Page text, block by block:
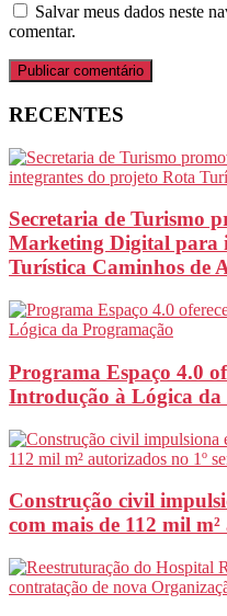
Salvar meus dados neste
comentar.
RECENTES
Secretaria de Turismo
Marketing Digital para
Turística Caminhos de
Programa Espaço 4.0
Introdução à Lógica da
Construção civil
com mais de 112 mil